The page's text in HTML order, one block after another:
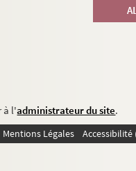
à l'administrateur du site.
Mentions Légales